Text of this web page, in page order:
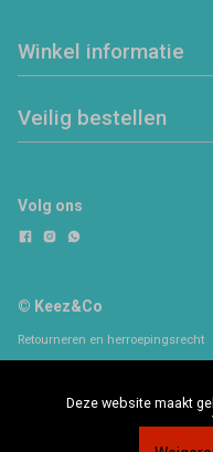
Winkel informatie
Veilig bestellen
Volg ons
© Keez&Co
Retourneren en herroepingsrecht
Deze website maakt